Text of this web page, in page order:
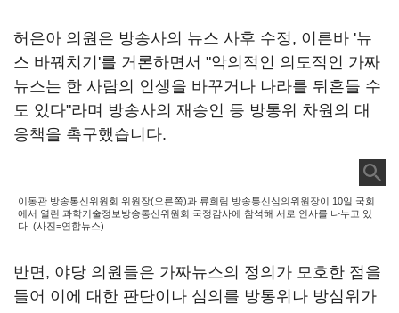
허은아 의원은 방송사의 뉴스 사후 수정, 이른바 '뉴
스 바꿔치기'를 거론하면서 "악의적인 의도적인 가짜
뉴스는 한 사람의 인생을 바꾸거나 나라를 뒤흔들 수
도 있다"라며 방송사의 재승인 등 방통위 차원의 대
응책을 촉구했습니다.
이동관 방송통신위원회 위원장(오른쪽)과 류희림 방송통신심의위원장이 10일 국회
에서 열린 과학기술정보방송통신위원회 국정감사에 참석해 서로 인사를 나누고 있
다. (사진=연합뉴스)
반면, 야당 의원들은 가짜뉴스의 정의가 모호한 점을
들어 이에 대한 판단이나 심의를 방통위나 방심위가